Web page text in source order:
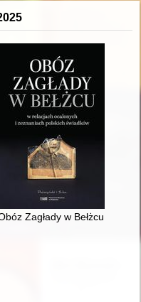
przecież mężczyzną" :
Zagłady w Bełżcu : w